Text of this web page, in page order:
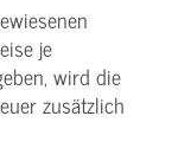
je
wird die
zusätzlich